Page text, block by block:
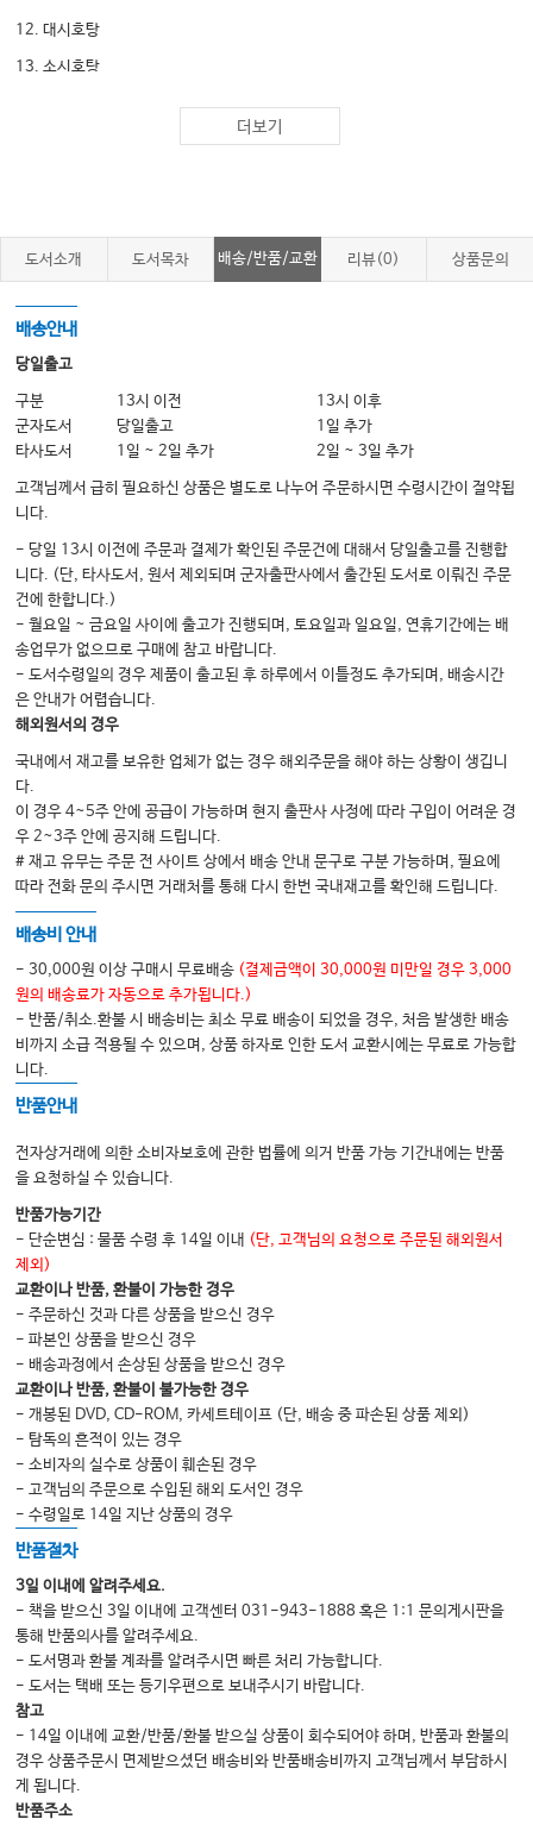
12. 대시호탕
13. 소시호탕
18. 반하사심탕
20. 저령탕
21. 황련아교탕
22. 황련해독탕
23. 사심탕
25. 이중탕
26. 소청룡탕
27. 진무탕
28. 사역탕
29. 신기환
30. 자감초탕
하편_ 질환별 처방
1. 감기
2. 해천
3. 위장질환
4. 고혈압
6. 불면
7. 신장질환
8. 종양
9. 골관절염
11. 소아질환
12. 피부질환
13. 구강점막질환
부록 1. 상용경방 추천 처방
부록 2. 경방의 탕액 전탕법
더보기
도서소개 도서목차 배송/반품/교환 리뷰(0) 상품문의
배송안내
당일출고
구분 13시 이전
13시 이후
군자도서
당일출고
1일 추가
타사도서
1일 ~ 2일 추가 2일 ~ 3일 추가
고객님께서 급히 필요하신 상품은 별도로 나누어 주문하시면 수령시간이 절약됩
니다.
- 당일 13시 이전에 주문과 결제가 확인된 주문건에 대해서 당일출고를 진행합
니다. (단, 타사도서, 원서 제외되며 군자출판사에서 출간된 도서로 이뤄진 주문
건에 한합니다.)
- 월요일 ~ 금요일 사이에 출고가 진행되며, 토요일과 일요일, 연휴기간에는 배
송업무가 없으므로 구매에 참고 바랍니다.
- 도서수령일의 경우 제품이 출고된 후 하루에서 이틀정도 추가되며, 배송시간
은 안내가 어렵습니다.
해외원서의 경우
국내에서 재고를 보유한 업체가 없는 경우 해외주문을 해야 하는 상황이 생깁니
다.
이 경우 4~5주 안에 공급이 가능하며 현지 출판사 사정에 따라 구입이 어려운 경
우 2~3주 안에 공지해 드립니다.
# 재고 유무는 주문 전 사이트 상에서 배송 안내 문구로 구분 가능하며, 필요에
따라 전화 문의 주시면 거래처를 통해 다시 한번 국내재고를 확인해 드립니다.
배송비 안내
- 30,000원 이상 구매시 무료배송 (결제금액이 30,000원 미만일 경우 3,000
원의 배송료가 자동으로 추가됩니다.)
- 반품/취소.환불 시 배송비는 최소 무료 배송이 되었을 경우, 처음 발생한 배송
비까지 소급 적용될 수 있으며, 상품 하자로 인한 도서 교환시에는 무료로 가능합
니다.
반품안내
전자상거래에 의한 소비자보호에 관한 법률에 의거 반품 가능 기간내에는 반품
을 요청하실 수 있습니다.
반품가능기간
- 단순변심 : 물품 수령 후 14일 이내 (단, 고객님의 요청으로 주문된 해외원서
제외)
교환이나 반품, 환불이 가능한 경우
- 주문하신 것과 다른 상품을 받으신 경우
- 파본인 상품을 받으신 경우
- 배송과정에서 손상된 상품을 받으신 경우
교환이나 반품, 환불이 불가능한 경우
- 개봉된 DVD, CD-ROM, 카세트테이프 (단, 배송 중 파손된 상품 제외)
- 탐독의 흔적이 있는 경우
- 소비자의 실수로 상품이 훼손된 경우
- 고객님의 주문으로 수입된 해외 도서인 경우
- 수령일로 14일 지난 상품의 경우
반품절차
3일 이내에 알려주세요.
- 책을 받으신 3일 이내에 고객센터 031-943-1888 혹은 1:1 문의게시판을
통해 반품의사를 알려주세요.
- 도서명과 환불 계좌를 알려주시면 빠른 처리 가능합니다.
- 도서는 택배 또는 등기우편으로 보내주시기 바랍니다.
참고
- 14일 이내에 교환/반품/환불 받으실 상품이 회수되어야 하며, 반품과 환불의
경우 상품주문시 면제받으셨던 배송비와 반품배송비까지 고객님께서 부담하시
게 됩니다.
반품주소